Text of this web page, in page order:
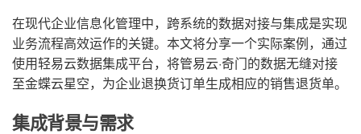
在现代企业信息化管理中，跨系统的数据对接与集成是实现
业务流程高效运作的关键。本文将分享一个实际案例，通过
使用轻易云数据集成平台，将管易云·奇门的数据无缝对接
至金蝶云星空，为企业退换货订单生成相应的销售退货单。
集成背景与需求